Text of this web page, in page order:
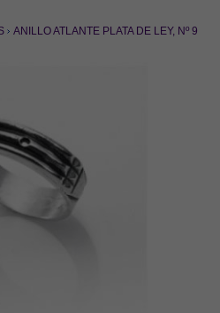
ANILLO ATLANTE PLATA DE LEY, Nº 9